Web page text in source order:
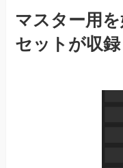
マスター用
セットが収録